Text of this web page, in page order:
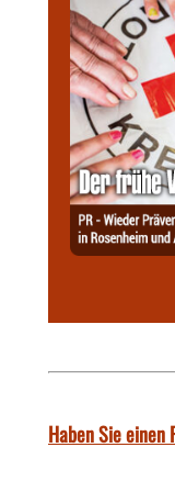
Haben Sie